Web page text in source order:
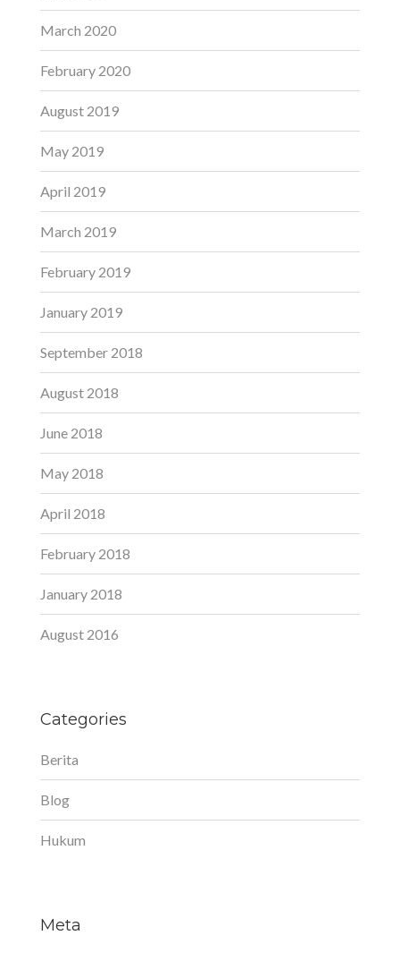
March 2020
February 2020
August 2019
May 2019
April 2019
March 2019
February 2019
January 2019
September 2018
August 2018
June 2018
May 2018
April 2018
February 2018
January 2018
August 2016
Categories
Berita
Blog
Hukum
Meta